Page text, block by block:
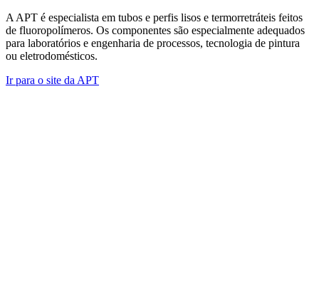
A APT é especialista em tubos e perfis lisos e termorretráteis feitos
de fluoropolímeros. Os componentes são especialmente adequados
para laboratórios e engenharia de processos, tecnologia de pintura
ou eletrodomésticos.
Ir para o site da APT